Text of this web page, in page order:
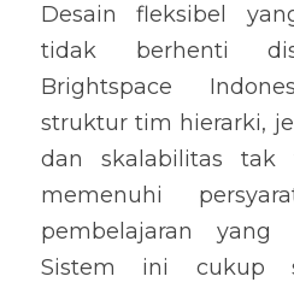
Desain fleksibel
tidak berhenti
Brightspace
struktur tim hierarki,
dan skalabilitas tak
memenuhi
pembelajaran yang
Sistem ini cukup